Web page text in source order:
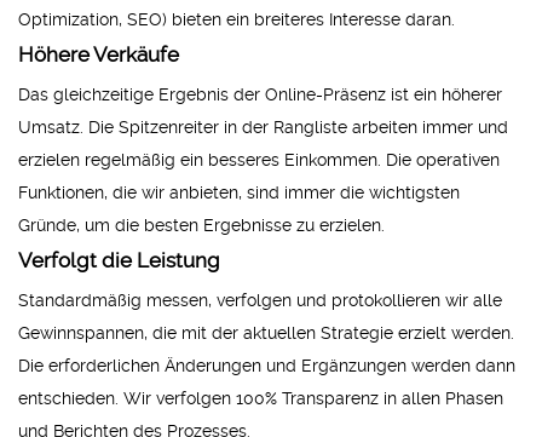
Optimization, SEO) bieten ein breiteres Interesse daran.
Höhere Verkäufe
Das gleichzeitige Ergebnis der Online-Präsenz ist ein höherer
Umsatz. Die Spitzenreiter in der Rangliste arbeiten immer und
erzielen regelmäßig ein besseres Einkommen. Die operativen
Funktionen, die wir anbieten, sind immer die wichtigsten
Gründe, um die besten Ergebnisse zu erzielen.
Verfolgt die Leistung
Standardmäßig messen, verfolgen und protokollieren wir alle
Gewinnspannen, die mit der aktuellen Strategie erzielt werden.
Die erforderlichen Änderungen und Ergänzungen werden dann
entschieden. Wir verfolgen 100% Transparenz in allen Phasen
und Berichten des Prozesses.